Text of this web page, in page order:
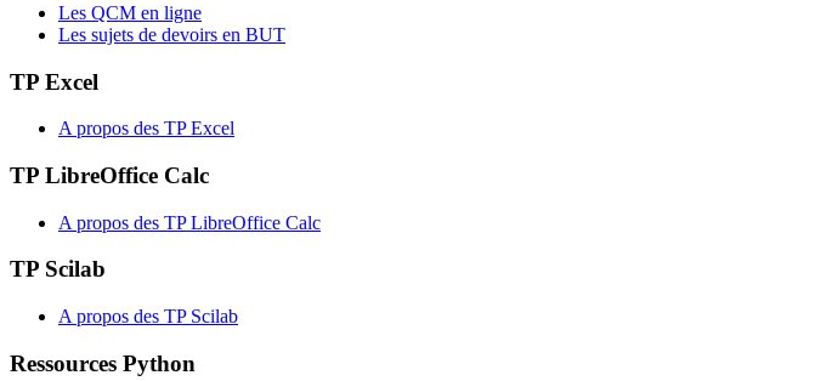
Les QCM en ligne
Les sujets de devoirs en BUT
TP Excel
A propos des TP Excel
TP LibreOffice Calc
A propos des TP LibreOffice Calc
TP Scilab
A propos des TP Scilab
Ressources Python